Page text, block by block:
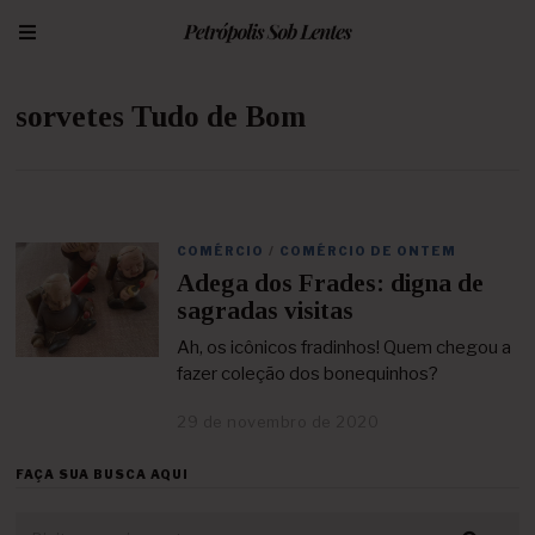
sorvetes Tudo de Bom
COMÉRCIO / COMÉRCIO DE ONTEM
Adega dos Frades: digna de
sagradas visitas
Ah, os icônicos fradinhos! Quem chegou a
fazer coleção dos bonequinhos?
FAÇA SUA BUSCA AQUI